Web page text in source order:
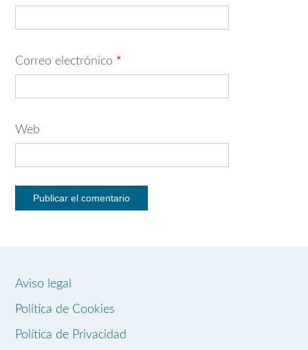
Correo electrónico *
Web
Aviso legal
Política de Cookies
Política de Privacidad